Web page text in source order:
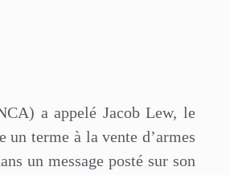
a appelé Jacob Lew, le
un terme à la vente d’armes
un message posté sur son